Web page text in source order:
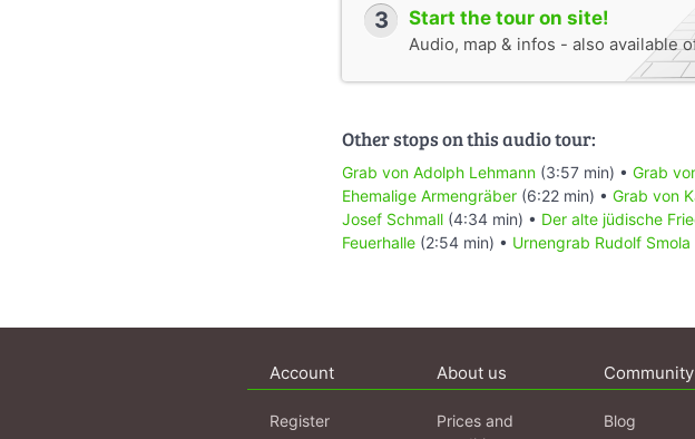
3 Start the tour on site!
Audio, map & infos - also available
Other stops on this audio tour:
Grab von Adolph Lehmann (3:57 min) • Grab
Ehemalige Armengräber (6:22 min) • Grab von
Josef Schmall (4:34 min) • Der alte jüdische
Feuerhalle (2:54 min) • Urnengrab Rudolf Smola
Account
Register
About us
Prices and
Community
Blog